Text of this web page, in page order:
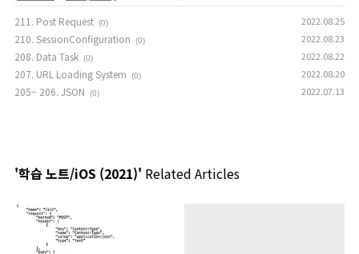
211. Post Request (0) 2022.08.25
210. SessionConfiguration (0) 2022.08.23
208. Data Task (0) 2022.08.22
207. URL Loading System (0) 2022.08.20
205~ 206. JSON (0) 2022.07.13
'학습 노트/iOS (2021)' Related Articles